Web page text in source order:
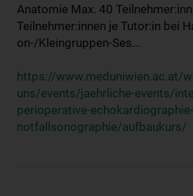
Anatomie Max. 40
Teilnehmer:innen je Tutor:in bei
on-/Kleingruppen-Ses...
https://www.meduniwien.ac.at/
uns/events/jaehrliche-events/
perioperative-echokardiographie-
notfallsonographie/aufbaukurs/